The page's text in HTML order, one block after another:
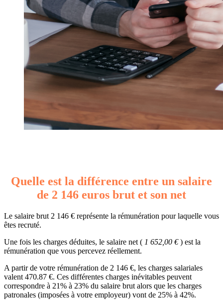
Quelle est la différence entre un salaire
de 2 146 euros brut et son net
Le salaire brut 2 146 € représente la rémunération pour laquelle vous
êtes recruté.
Une fois les charges déduites, le salaire net ( 1 652,00 €) est la
rémunération que vous percevez réellement.
A partir de votre rémunération de 2 146 €, les charges salariales
valent 470.87 €. Ces différentes charges inévitables peuvent
correspondre à 21% à 23% du salaire brut alors que les charges
patronales (imposées à votre employeur) vont de 25% à 42%.